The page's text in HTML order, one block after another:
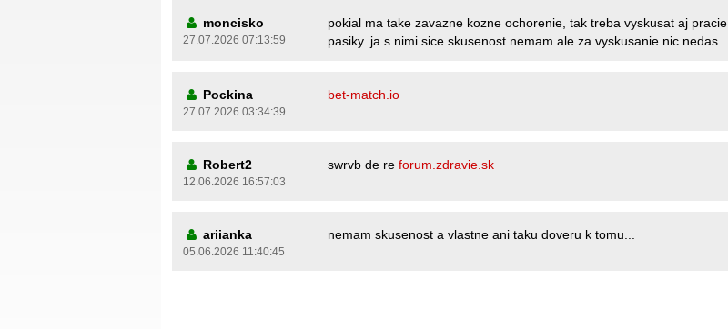
moncisko
27.07.2026 07:13:59
pokial ma take zavazne kozne ochorenie, tak treba vyskusat aj pracie
pasiky. ja s nimi sice skusenost nemam ale za vyskusanie nic nedas
Pockina
27.07.2026 03:34:39
bet-match.io
Robert2
12.06.2026 16:57:03
swrvb de re forum.zdravie.sk
ariianka
05.06.2026 11:40:45
nemam skusenost a vlastne ani taku doveru k tomu...